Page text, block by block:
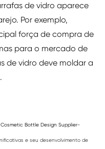
de vidro aparece
Por exemplo,
força de compra de
para o mercado de
de vidro deve moldar a
Bottle Design Supplier-
e seu desenvolvimento de